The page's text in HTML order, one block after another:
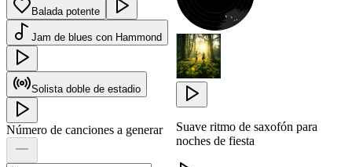
Balada potente
Jam de blues con Hammond
Solista doble de estadio
Número de canciones a generar
Suave ritmo de saxofón para
noches de fiesta